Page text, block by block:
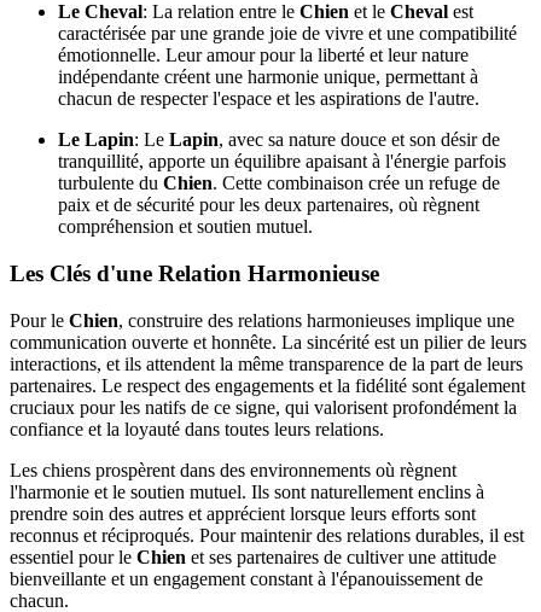
Le Cheval: La relation entre le Chien et le Cheval est
caractérisée par une grande joie de vivre et une compatibilité
émotionnelle. Leur amour pour la liberté et leur nature
indépendante créent une harmonie unique, permettant à
chacun de respecter l'espace et les aspirations de l'autre.
Le Lapin: Le Lapin, avec sa nature douce et son désir de
tranquillité, apporte un équilibre apaisant à l'énergie parfois
turbulente du Chien. Cette combinaison crée un refuge de
paix et de sécurité pour les deux partenaires, où règnent
compréhension et soutien mutuel.
Les Clés d'une Relation Harmonieuse
Pour le Chien, construire des relations harmonieuses implique une
communication ouverte et honnête. La sincérité est un pilier de leurs
interactions, et ils attendent la même transparence de la part de leurs
partenaires. Le respect des engagements et la fidélité sont également
cruciaux pour les natifs de ce signe, qui valorisent profondément la
confiance et la loyauté dans toutes leurs relations.
Les chiens prospèrent dans des environnements où règnent
l'harmonie et le soutien mutuel. Ils sont naturellement enclins à
prendre soin des autres et apprécient lorsque leurs efforts sont
reconnus et réciproqués. Pour maintenir des relations durables, il est
essentiel pour le Chien et ses partenaires de cultiver une attitude
bienveillante et un engagement constant à l'épanouissement de
chacun.